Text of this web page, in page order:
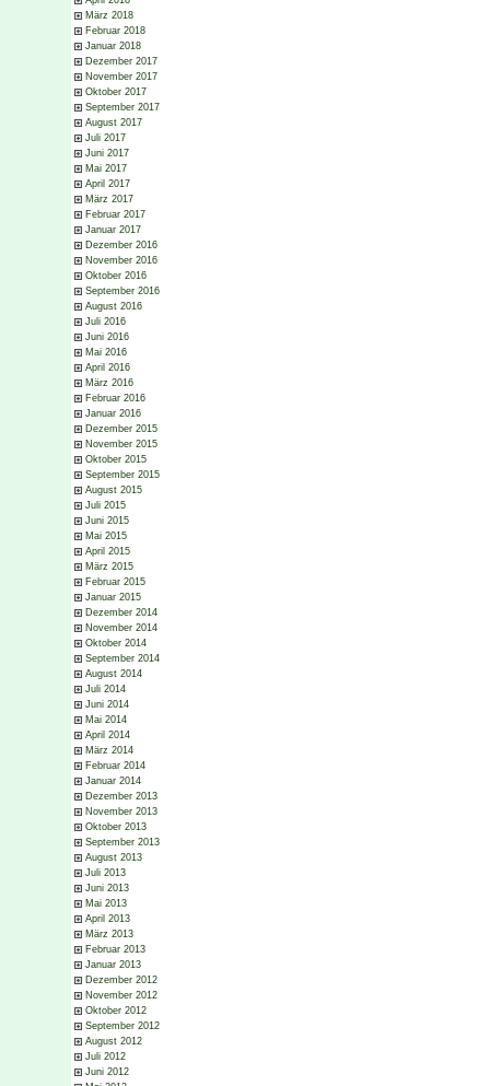
März 2018
Februar 2018
Januar 2018
Dezember 2017
November 2017
Oktober 2017
September 2017
August 2017
Juli 2017
Juni 2017
Mai 2017
April 2017
März 2017
Februar 2017
Januar 2017
Dezember 2016
November 2016
Oktober 2016
September 2016
August 2016
Juli 2016
Juni 2016
Mai 2016
April 2016
März 2016
Februar 2016
Januar 2016
Dezember 2015
November 2015
Oktober 2015
September 2015
August 2015
Juli 2015
Juni 2015
Mai 2015
April 2015
März 2015
Februar 2015
Januar 2015
Dezember 2014
November 2014
Oktober 2014
September 2014
August 2014
Juli 2014
Juni 2014
Mai 2014
April 2014
März 2014
Februar 2014
Januar 2014
Dezember 2013
November 2013
Oktober 2013
September 2013
August 2013
Juli 2013
Juni 2013
Mai 2013
April 2013
März 2013
Februar 2013
Januar 2013
Dezember 2012
November 2012
Oktober 2012
September 2012
August 2012
Juli 2012
Juni 2012